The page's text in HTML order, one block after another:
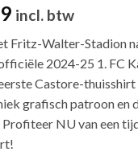
Huidige
is:
€49,99.
incl. btw
Fritz-Walter-Stadion
2024-25 1. FC
Castore-
grafisch patroon en
Profiteer NU van een